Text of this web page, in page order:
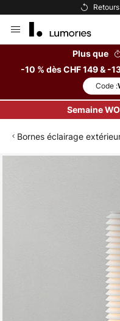
Allez
au
Plus que
-10 % dès CHF 149 & -
Code :
Semaine
Bornes éclairage